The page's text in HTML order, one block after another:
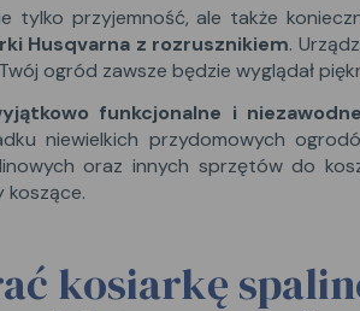
tylko przyjemność, ale także
Husqvarna z rozrusznikiem.
ogród zawsze będzie wyglądał
funkcjonalne i
niewielkich przydomowych
oraz innych sprzętów do
kosiarkę